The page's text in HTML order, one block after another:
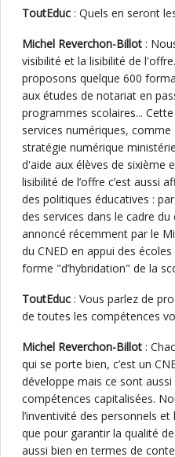
ToutEduc : Quels en seront
Michel Reverchon-Billot :
visibilité et la lisibilité de
proposons quelque 600
aux études de notariat en
programmes scolaires...
services numériques, comme
stratégie numérique
d'aide aux élèves de sixième
lisibilité de l’offre c’est aussi
des politiques éducatives :
des services dans le cadre
annoncé récemment par le
du CNED en appui des
forme "d’hybridation" de la
ToutEduc : Vous parlez de
de toutes les compétences
Michel Reverchon-Billot :
qui se porte bien, c’est un
développe mais ce sont
compétences capitalisées.
l’inventivité des personnels
que pour garantir la qualité
aussi bien en termes de